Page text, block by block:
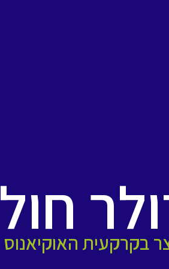
חול
בקרקעית האוקיאנוס